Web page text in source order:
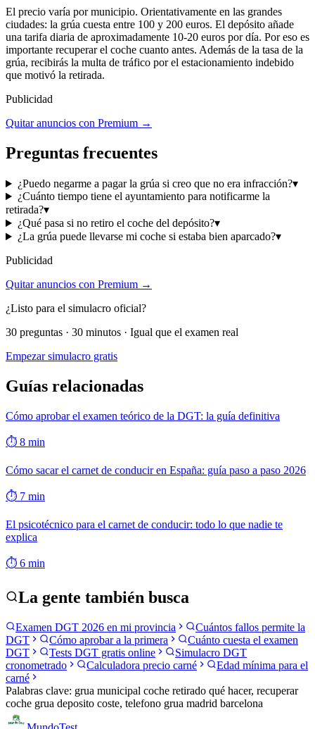
El precio varía por municipio. Orientativamente en las grandes
ciudades: la grúa cuesta entre 100 y 200 euros. El depósito añade
una tarifa diaria de aproximadamente 10-20 euros por día. Por eso es
importante recuperar el coche cuanto antes. Además de la tasa de la
grúa, recibirás la multa de tráfico por el estacionamiento indebido
que motivó la retirada.
Publicidad
Quitar anuncios con Premium →
Preguntas frecuentes
¿Puedo negarme a pagar la grúa si creo que no era infracción?▾
¿Cuánto tiempo tiene el ayuntamiento para notificarme la
retirada?▾
¿Qué pasa si no retiro el coche del depósito?▾
¿La grúa puede llevarse mi coche si estaba bien aparcado?▾
Publicidad
Quitar anuncios con Premium →
¿Listo para el simulacro oficial?
30 preguntas · 30 minutos · Igual que el examen real
Empezar simulacro gratis
Guías relacionadas
Cómo aprobar el examen teórico de la DGT: la guía definitiva
⏱ 8 min
Cómo sacar el carnet de conducir en España: guía paso a paso 2026
⏱ 7 min
El psicotécnico para el carnet de conducir: todo lo que nadie te
explica
⏱ 6 min
La gente también busca
Examen DGT 2026 en mi provincia
Cuántos fallos permite la
DGT
Cómo aprobar a la primera
Cuánto cuesta el examen
DGT
Tests DGT gratis online
Simulacro DGT
cronometrado
Calculadora precio carné
Edad mínima para el
carné
Palabras clave: grua municipal coche retirado qué hacer, recuperar
coche grua deposito coste, telefono grua madrid barcelona